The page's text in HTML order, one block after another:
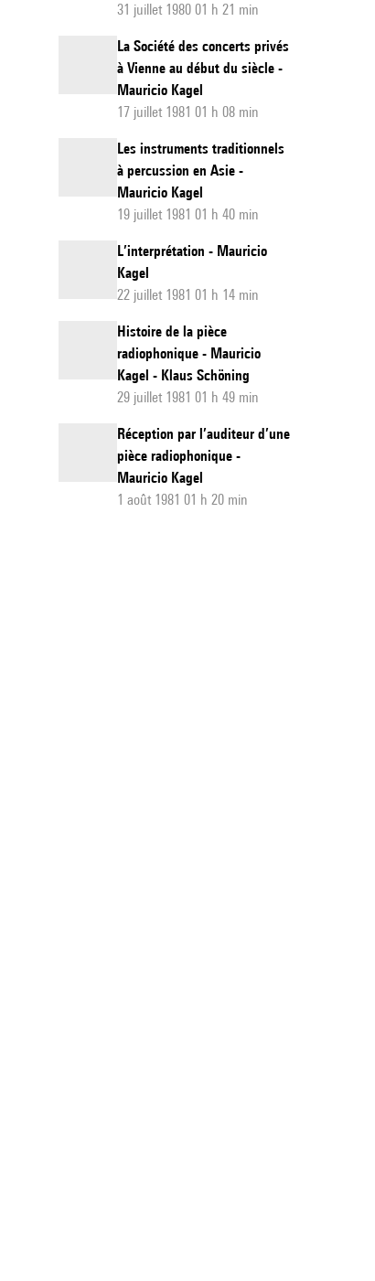
31 juillet 1980 01 h 21 min
La Société des concerts privés
à Vienne au début du siècle -
Mauricio Kagel
17 juillet 1981 01 h 08 min
Les instruments traditionnels
à percussion en Asie -
Mauricio Kagel
19 juillet 1981 01 h 40 min
L’interprétation - Mauricio
Kagel
22 juillet 1981 01 h 14 min
Histoire de la pièce
radiophonique - Mauricio
Kagel - Klaus Schöning
29 juillet 1981 01 h 49 min
Réception par l’auditeur d’une
pièce radiophonique -
Mauricio Kagel
1 août 1981 01 h 20 min